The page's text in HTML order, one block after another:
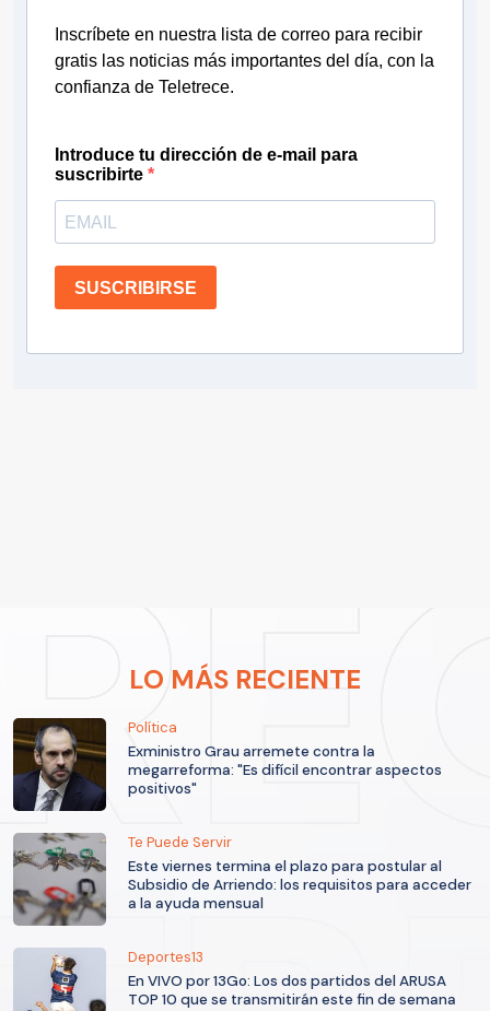
Inscríbete en nuestra lista de correo para recibir
gratis las noticias más importantes del día, con la
confianza de Teletrece.
Introduce tu dirección de e-mail para
suscribirte
SUSCRIBIRSE
LO MÁS RECIENTE
Política
Exministro Grau arremete contra la
megarreforma: "Es difícil encontrar aspectos
positivos"
Te Puede Servir
Este viernes termina el plazo para postular al
Subsidio de Arriendo: los requisitos para acceder
a la ayuda mensual
Deportes13
En VIVO por 13Go: Los dos partidos del ARUSA
TOP 10 que se transmitirán este fin de semana